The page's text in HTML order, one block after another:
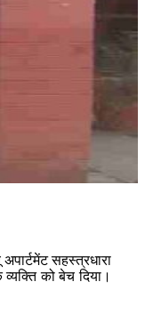
सहस्त्रधारा
को बेच दिया।